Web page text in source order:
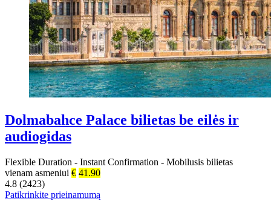
Dolmabahce Palace bilietas be eilės ir
audiogidas
Flexible Duration - Instant Confirmation - Mobilusis bilietas
vienam asmeniui € 41.90
4.8 (2423)
Patikrinkite prieinamumą